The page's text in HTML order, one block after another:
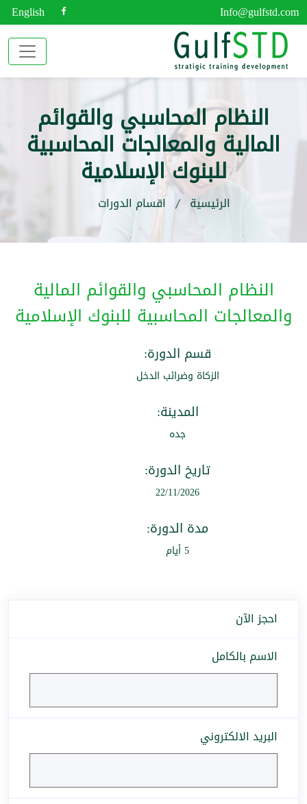
Info@gulfstd.com
English
النظام المحاسبي والقوائم
المالية والمعالجات المحاسبية
للبنوك الإسلامية
الرئيسية اقسام الدورات
النظام المحاسبي والقوائم المالية
والمعالجات المحاسبية للبنوك الإسلامية
قسم الدورة:
الزكاة وضرائب الدخل
المدينة:
جده
تاريخ الدورة:
22/11/2026
مدة الدورة:
5 أيام
احجز الآن
الاسم بالكامل
البريد الالكتروني